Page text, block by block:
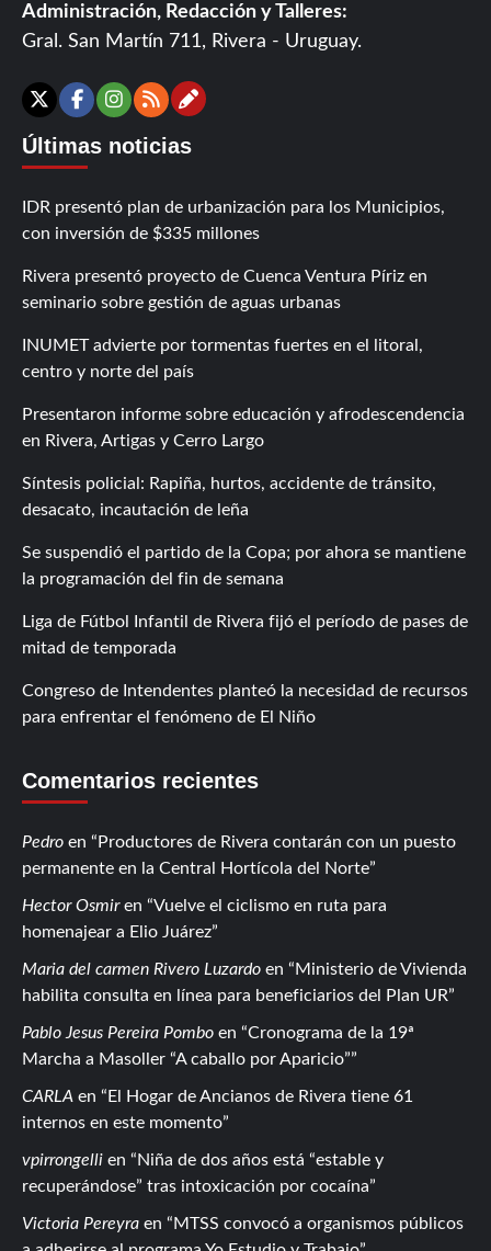
Administración, Redacción y Talleres:
Gral. San Martín 711, Rivera - Uruguay.
X Facebook
Instagram
RSSContáctanos
Últimas noticias
IDR presentó plan de urbanización para los Municipios,
con inversión de $335 millones
Rivera presentó proyecto de Cuenca Ventura Píriz en
seminario sobre gestión de aguas urbanas
INUMET advierte por tormentas fuertes en el litoral,
centro y norte del país
Presentaron informe sobre educación y afrodescendencia
en Rivera, Artigas y Cerro Largo
Síntesis policial: Rapiña, hurtos, accidente de tránsito,
desacato, incautación de leña
Se suspendió el partido de la Copa; por ahora se mantiene
la programación del fin de semana
Liga de Fútbol Infantil de Rivera fijó el período de pases de
mitad de temporada
Congreso de Intendentes planteó la necesidad de recursos
para enfrentar el fenómeno de El Niño
Comentarios recientes
Pedro en
Productores de Rivera contarán con un puesto
permanente en la Central Hortícola del Norte
Hector Osmiren
Vuelve el ciclismo en ruta para
homenajear a Elio Juárez
Maria del carmen Rivero Luzardo en
Ministerio de Vivienda
habilita consulta en línea para beneficiarios del Plan UR
Pablo Jesus Pereira Pombo en
Cronograma de la 19ª
Marcha a Masoller “A caballo por Aparicio”
CARLA en
El Hogar de Ancianos de Rivera tiene 61
internos en este momento
vpirrongelli en
Niña de dos años está “estable y
recuperándose” tras intoxicación por cocaína
Victoria Pereyra en
MTSS convocó a organismos públicos